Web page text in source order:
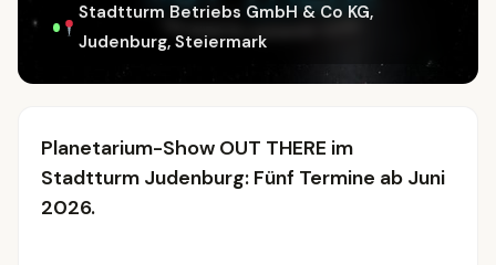
Stadtturm Betriebs GmbH & Co KG,
Judenburg, Steiermark
Planetarium-Show OUT THERE im
Stadtturm Judenburg: Fünf Termine ab Juni
2026.